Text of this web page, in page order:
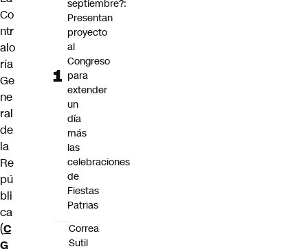
Co
ntr
alo
ría
Ge
ne
ral
de
la
Re
pú
bli
ca
(C
G
septiembre?:
Presentan
proyecto
al
Congreso
para
extender
un
día
más
las
celebraciones
de
Fiestas
Patrias
Correa
Sutil